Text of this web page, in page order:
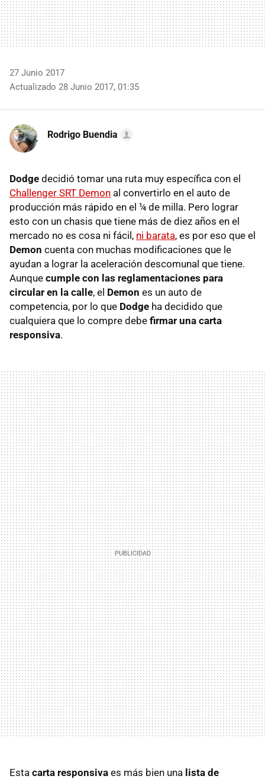
27 Junio 2017
Actualizado 28 Junio 2017, 01:35
Rodrigo Buendia
Dodge decidió tomar una ruta muy específica con el
Challenger SRT Demon al convertirlo en el auto de
producción más rápido en el ¼ de milla. Pero lograr
esto con un chasis que tiene más de diez años en el
mercado no es cosa ni fácil, ni barata, es por eso que el
Demon cuenta con muchas modificaciones que le
ayudan a lograr la aceleración descomunal que tiene.
Aunque cumple con las reglamentaciones para
circular en la calle, el Demon es un auto de
competencia, por lo que Dodge ha decidido que
cualquiera que lo compre debe firmar una carta
responsiva.
Esta carta responsiva es más bien una lista de